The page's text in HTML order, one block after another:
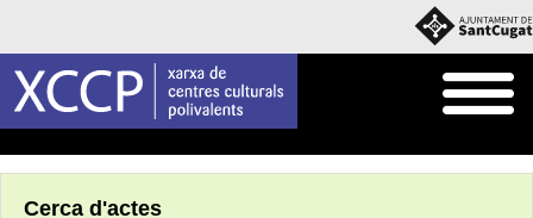
Cerca d'actes